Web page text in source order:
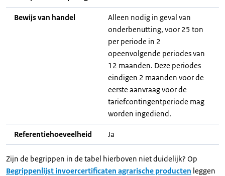
Bewijs van handel
Alleen nodig in geval van
onderbenutting, voor 25 ton
per periode in 2
opeenvolgende periodes van
12 maanden. Deze periodes
eindigen 2 maanden voor de
eerste aanvraag voor de
tariefcontingentperiode mag
worden ingediend.
Referentiehoeveelheid Ja
Zijn de begrippen in de tabel hierboven niet duidelijk? Op
Begrippenlijst invoercertificaten agrarische producten leggen